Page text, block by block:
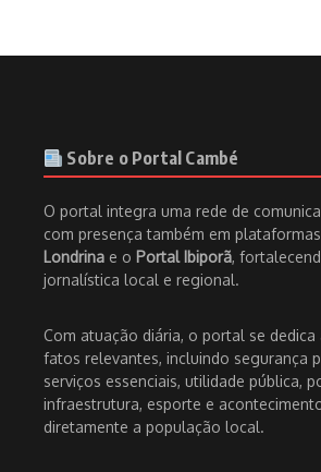
Sobre o Portal Cambé
O portal integra uma rede de
com presença também em
Londrina e o Portal Ibiporã,
jornalística local e regional.
Com atuação diária, o portal se dedica
fatos relevantes, incluindo segurança
serviços essenciais, utilidade pública,
infraestrutura, esporte e
diretamente a população local.